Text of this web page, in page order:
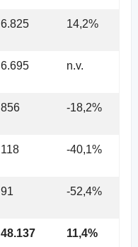
6.825 14,2%
6.695 n.v.
856 -18,2%
118 -40,1%
91 -52,4%
48.137 11,4%